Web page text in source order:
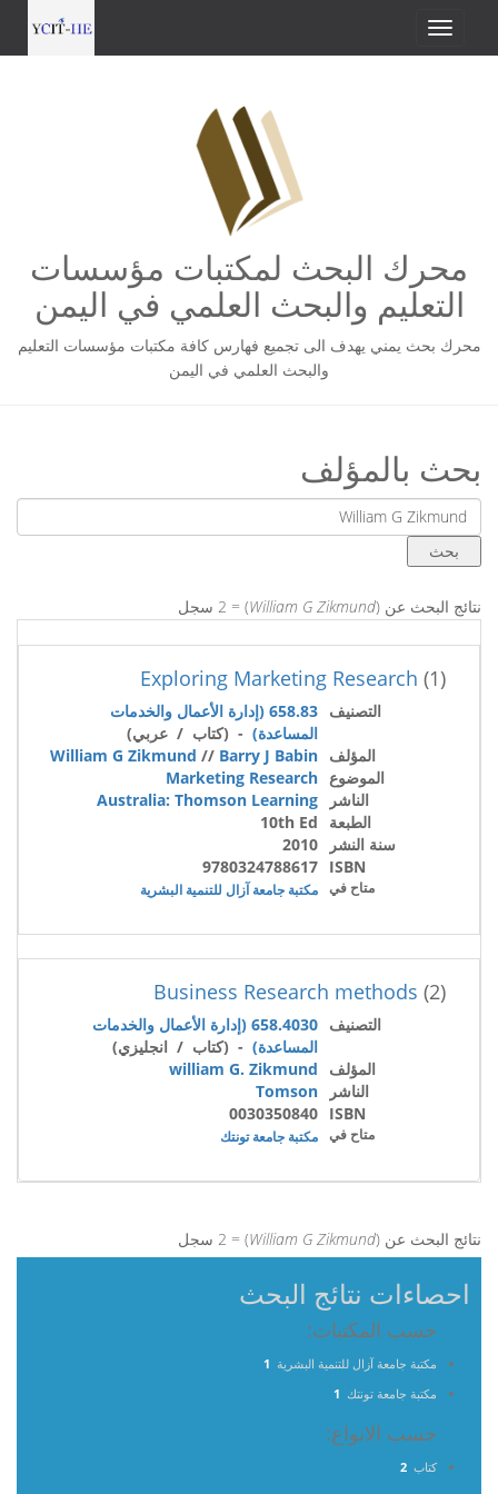
محرك البحث لمكتبات مؤسسات
التعليم والبحث العلمي في اليمن
محرك بحث يمني يهدف الى تجميع فهارس كافة مكتبات مؤسسات التعليم
والبحث العلمي في اليمن
بحث بالمؤلف
نتائج البحث عن (William G Zikmund) = 2 سجل
(1)
Exploring Marketing Research
التصنيف
658.83 (إدارة الأعمال والخدمات
المساعدة) - (كتاب / عربي)
المؤلف
William G Zikmund // Barry J Babin
الموضوع Marketing Research
الناشر
Australia: Thomson Learning
الطبعة
10th Ed
سنة النشر
2010
ISBN
9780324788617
متاح في مكتبة جامعة آزال للتنمية البشرية
(2)
Business Research methods
التصنيف
658.4030 (إدارة الأعمال والخدمات
المساعدة) - (كتاب / انجليزي)
المؤلف
william G. Zikmund
الناشر
Tomson
ISBN
0030350840
متاح في مكتبة جامعة تونتك
نتائج البحث عن (William G Zikmund) = 2 سجل
احصاءات نتائج البحث
حسب المكتبات:
مكتبة جامعة آزال للتنمية البشرية 1
مكتبة جامعة تونتك 1
حسب الانواع:
كتاب 2